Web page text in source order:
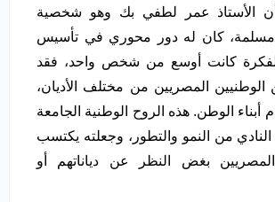
أن الأستاذ عمر لطفي بك وهو شخصية
كان له دور محوري في تأسيس
الفكرة كانت أوسع من شخص واحد، فقد
الوطنيين المصريين من مختلف الأديان،
أبناء الوطن. هذه الروح الوطنية الجامعة
من النمو والتطور، وجعلته يكتسب
بغض النظر عن دياناتهم أو